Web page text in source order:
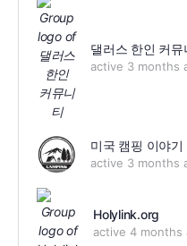
댈러스 한인 커뮤
active 3 months
미국 캠핑 이야기
active 3 months
Holylink.org
active 4 months